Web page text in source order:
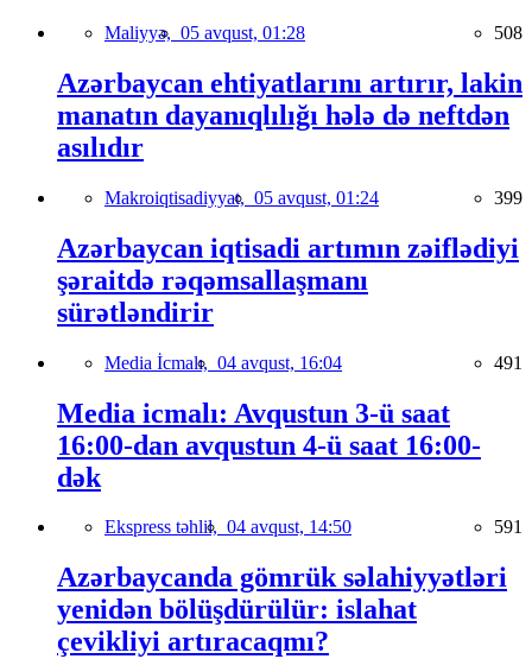
Maliyyə, 05 avqust, 01:28 508
Azərbaycan ehtiyatlarını artırır, lakin
manatın dayanıqlılığı hələ də neftdən
asılıdır
Makroiqtisadiyyat, 05 avqust, 01:24 399
Azərbaycan iqtisadi artımın zəiflədiyi
şəraitdə rəqəmsallaşmanı
sürətləndirir
Media İcmalı, 04 avqust, 16:04 491
Media icmalı: Avqustun 3-ü saat
16:00-dan avqustun 4-ü saat 16:00-
dək
Ekspress təhlil, 04 avqust, 14:50 591
Azərbaycanda gömrük səlahiyyətləri
yenidən bölüşdürülür: islahat
çevikliyi artıracaqmı?